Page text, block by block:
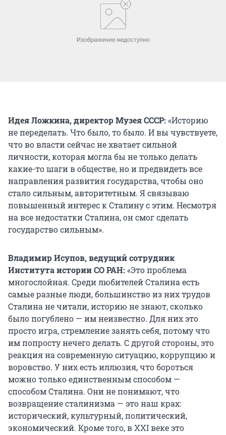
Идея Ложкина, директор Музея СССР: «Историю
не переделать. Что было, то было. И вы чувствуете,
что во власти сейчас не хватает сильной
личности, которая могла бы не только делать
какие-то шаги в обществе, но и предвидеть все
направления развития государства, чтобы оно
стало сильным, авторитетным. Я связываю
повышенный интерес к Сталину с этим. Несмотря
на все недостатки Сталина, он смог сделать
государство сильным».
Владимир Исупов, ведущий сотрудник
Института истории СО РАН: «Это проблема
многослойная. Среди любителей Сталина есть
самые разные люди, большинство из них трудов
Сталина не читали, историю не знают, сколько
было погублено — им неизвестно. Для них это
просто игра, стремление занять себя, потому что
им попросту нечего делать. С другой стороны, это
реакция на современную ситуацию, коррупцию и
воровство. У них есть иллюзия, что бороться
можно только единственным способом —
способом Сталина. Они не понимают, что
возвращение сталинизма — это наш крах:
исторический, культурный, политический,
экономический. Кроме того, в XXI веке это